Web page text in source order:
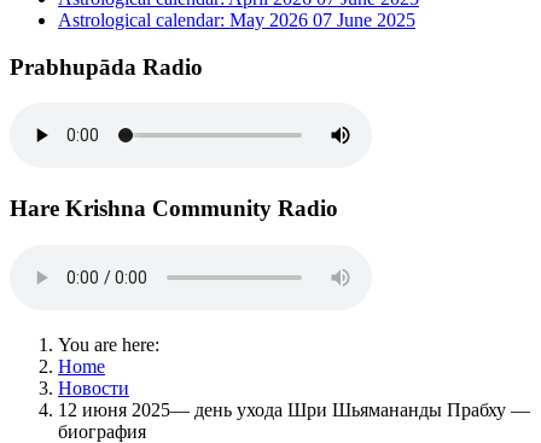
Astrological calendar: May 2026 07 June 2025
Prabhupāda Radio
Hare Krishna Community Radio
You are here:
Home
Новости
12 июня 2025— день ухода Шри Шьямананды Прабху —
биография